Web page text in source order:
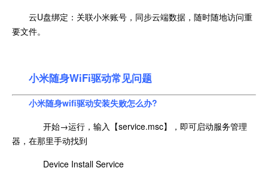
云U盘绑定：关联小米账号，同步云端数据，随时随地访问重
要文件。
小米随身WiFi驱动常见问题
小米随身wifi驱动安装失败怎么办?
开始→运行，输入【service.msc】，即可启动服务管理
器，在那里手动找到
Device Install Service